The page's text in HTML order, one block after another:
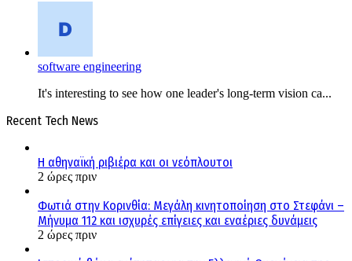
software engineering
It's interesting to see how one leader's long-term vision ca...
Recent Tech News
Η αθηναϊκή ριβιέρα και οι νεόπλουτοι
2 ώρες πριν
Φωτιά στην Κορινθία: Μεγάλη κινητοποίηση στο Στεφάνι –
Μήνυμα 112 και ισχυρές επίγειες και εναέριες δυνάμεις
2 ώρες πριν